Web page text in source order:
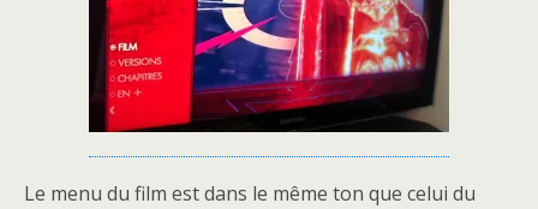
Le menu du film est dans le même ton que celui du